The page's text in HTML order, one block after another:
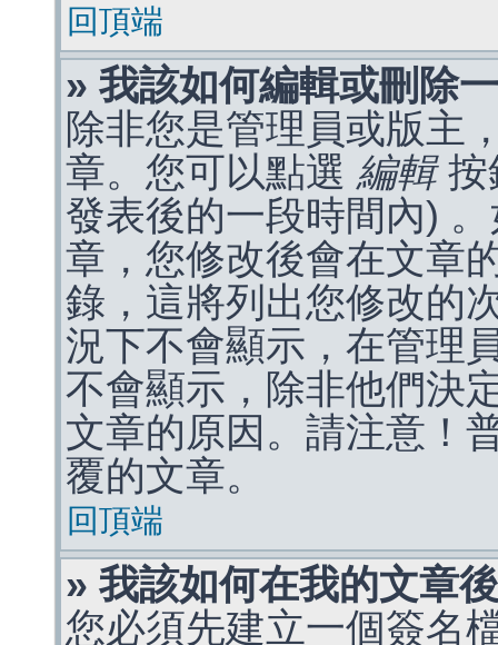
回頂端
» 我該如何編輯或刪除
除非您是管理員或版主
章。您可以點選 編輯按
發表後的一段時間內)
章，您修改後會在文章
錄，這將列出您修改的
況下不會顯示，在管理
不會顯示，除非他們決
文章的原因。請注意！
覆的文章。
回頂端
» 我該如何在我的文章
您必須先建立一個簽名